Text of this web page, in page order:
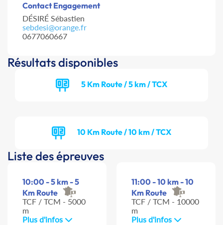
Contact Engagement
DÉSIRÉ Sébastien
sebdesi@orange.fr
0677060667
Résultats disponibles
5 Km Route / 5 km / TCX
10 Km Route / 10 km / TCX
Liste des épreuves
10:00 - 5 km - 5
Km Route
TCF / TCM - 5000
m
Plus d'infos
11:00 - 10 km - 10
Km Route
TCF / TCM - 10000
m
Plus d'infos